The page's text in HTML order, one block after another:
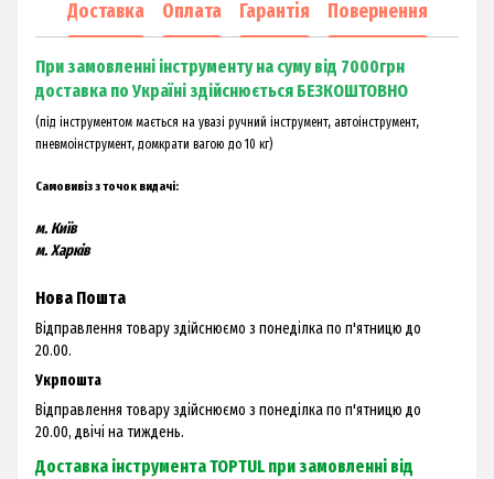
Доставка Оплата Гарантія Повернення
При замовленні інструменту на суму від 7000грн
доставка по Україні здійснюється БЕЗКОШТОВНО
(під інструментом мається на увазі ручний інструмент, автоінструмент,
пневмоінструмент, домкрати вагою до 10 кг)
Самовивіз з точок видачі:
м. Київ
м. Харків
Нова Пошта
Відправлення товару здійснюємо з понеділка по п'ятницю до
20.00.
Укрпошта
Відправлення товару здійснюємо з понеділка по п'ятницю до
20.00, двічі на тиждень.
Доставка інструмента TOPTUL при замовленні від